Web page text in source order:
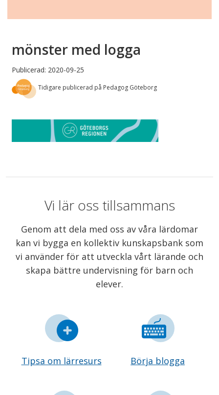
mönster med logga
Publicerad: 2020-09-25
Tidigare publicerad på Pedagog Göteborg
Vi lär oss tillsammans
Genom att dela med oss av våra lärdomar
kan vi bygga en kollektiv kunskapsbank som
vi använder för att utveckla vårt lärande och
skapa bättre undervisning för barn och
elever.
Tipsa om lärresurs Börja blogga